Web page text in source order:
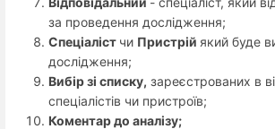
за проведення дослідження;
Спеціаліст чи Пристрій який буде
дослідження;
Вибір зі списку, зареєстрованих в
спеціалістів чи пристроїв;
Коментар до аналізу;